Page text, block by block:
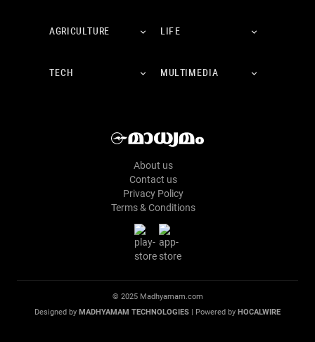
AGRICULTURE LIFE
TECH MULTIMEDIA
About us
Contact us
Privacy Policy
Terms & Conditions
© 2025 Madhyamam.com
Designed by MADHYAMAM TECHNOLOGIES | Powered by HOCALWIRE